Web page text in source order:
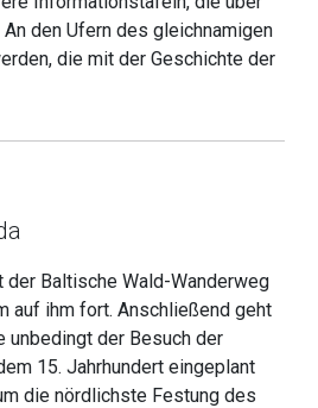
den Ufern des gleichnamigen
die mit der Geschichte der
Baltische Wald-Wanderweg
auf ihm fort. Anschließend geht
der Besuch der
15. Jahrhundert eingeplant
die nördlichste Festung des